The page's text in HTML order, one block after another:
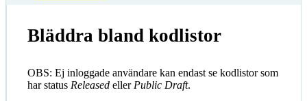
Bläddra bland kodlistor
OBS: Ej inloggade användare kan endast se kodlistor som
har status Released eller Public Draft.